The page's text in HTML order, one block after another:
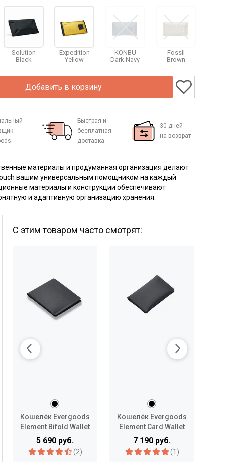
Solution
Black
Expedition
Yellow
KONBU
Dark Navy
Fossil
Brown
Добавить в корзину
Быстрая и
бесплатная
доставка
30 дней
на возврат
материалы и продуманная организация делают
вашим универсальным помощником на каждый
материалы и конструкции обеспечивают
и адаптивную организацию хранения.
С этим товаром часто смотрят:
Кошелёк Evergoods
Element Bifold Wallet
5 690 руб.
(2)
Кошелёк Evergoods
Element Card Wallet
7 190 руб.
(1)